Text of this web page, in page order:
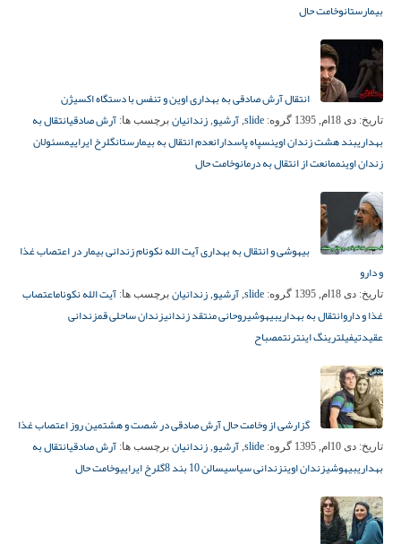
بیمارستانوخامت حال
انتقال آرش صادقی به بهداری اوین و تنفس با دستگاه اکسیژن
تاریخ: دی 18ام, 1395 گروه: slide
, آرشیو, زندانیان برچسب ها: آرش صادقیانتقال به
بهداریبند هشت زندان اوینسپاه پاسدارانعدم انتقال به بیمارستانگلرخ ایراییمسئولان
زندان اوینممانعت از انتقال به درمانوخامت حال
بیهوشی و انتقال به بهداری آیت الله نکونام زندانی بیمار در اعتصاب غذا
و دارو
تاریخ: دی 18ام, 1395 گروه: slide
, آرشیو, زندانیان برچسب ها: آیت الله نکوناماعتصاب
غذا و داروانتقال به بهداریبیهوشیروحانی منتقد زندانیزندان ساحلی قمزندانی
عقیدتیفیلترینگ اینترنتمصباح
گزارشی از وخامت حال آرش صادقی در شصت و هشتمین روز اعتصاب غذا
تاریخ: دی 10ام, 1395 گروه: slide
, آرشیو, زندانیان برچسب ها: آرش صادقیانتقال به
بهداریبیهوشیزندان اوینزندانی سیاسیسالن 10 بند 8 گلرخ ایراییوخامت حال